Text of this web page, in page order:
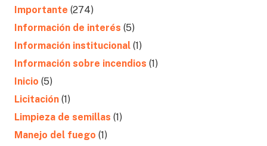
Importante (274)
Información de interés (5)
Información institucional (1)
Información sobre incendios (1)
Inicio (5)
Licitación (1)
Limpieza de semillas (1)
Manejo del fuego (1)